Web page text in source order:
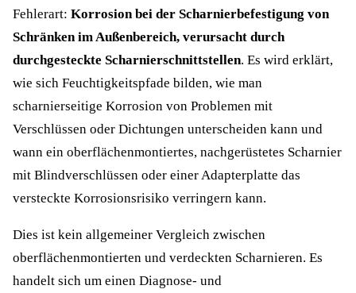
Fehlerart: Korrosion bei der Scharnierbefestigung von
Schränken im Außenbereich, verursacht durch
durchgesteckte Scharnierschnittstellen. Es wird erklärt,
wie sich Feuchtigkeitspfade bilden, wie man
scharnierseitige Korrosion von Problemen mit
Verschlüssen oder Dichtungen unterscheiden kann und
wann ein oberflächenmontiertes, nachgerüstetes Scharnier
mit Blindverschlüssen oder einer Adapterplatte das
versteckte Korrosionsrisiko verringern kann.
Dies ist kein allgemeiner Vergleich zwischen
oberflächenmontierten und verdeckten Scharnieren. Es
handelt sich um einen Diagnose- und